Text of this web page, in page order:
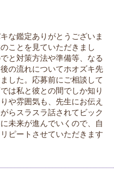
な鑑定ありがとうございま
ことを見ていただきまし
と対策方法や準備等、なる
の流れについてホオズキ先
した。応募前にご相談して
は私と彼との間でしか知り
や雰囲気も、先生にお伝え
らスラスラ話されてビック
未来が進んでいくので、自
ピートさせていただきます